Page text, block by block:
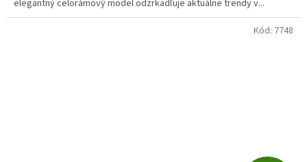
elegantný celorámový model odzrkadľuje aktuálne trendy v...
Kód: 7748